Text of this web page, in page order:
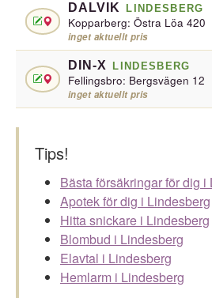
DALVIK LINDESBERG
Kopparberg: Östra Löa 420
inget aktuellt pris
DIN-X LINDESBERG
Fellingsbro: Bergsvägen 12
inget aktuellt pris
Tips!
Bästa försäkringar för dig i
Apotek för dig i Lindesberg
Hitta snickare i Lindesberg
Blombud i Lindesberg
Elavtal i Lindesberg
Hemlarm i Lindesberg